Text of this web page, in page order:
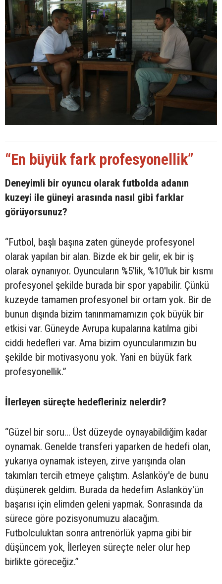
“En büyük fark profesyonellik”
Deneyimli bir oyuncu olarak futbolda adanın
kuzeyi ile güneyi arasında nasıl gibi farklar
görüyorsunuz?
“Futbol, başlı başına zaten güneyde profesyonel
olarak yapılan bir alan. Bizde ek bir gelir, ek bir iş
olarak oynanıyor. Oyuncuların %5'lik, %10'luk bir kısmı
profesyonel şekilde burada bir spor yapabilir. Çünkü
kuzeyde tamamen profesyonel bir ortam yok. Bir de
bunun dışında bizim tanınmamamızın çok büyük bir
etkisi var. Güneyde Avrupa kupalarına katılma gibi
ciddi hedefleri var. Ama bizim oyuncularımızın bu
şekilde bir motivasyonu yok. Yani en büyük fark
profesyonellik.”
İlerleyen süreçte hedefleriniz nelerdir?
“Güzel bir soru... Üst düzeyde oynayabildiğim kadar
oynamak. Genelde transferi yaparken de hedefi olan,
yukarıya oynamak isteyen, zirve yarışında olan
takımları tercih etmeye çalıştım. Aslanköy'e de bunu
düşünerek geldim. Burada da hedefim Aslanköy'ün
başarısı için elimden geleni yapmak. Sonrasında da
sürece göre pozisyonumuzu alacağım.
Futbolculuktan sonra antrenörlük yapma gibi bir
düşüncem yok, İlerleyen süreçte neler olur hep
birlikte göreceğiz.”